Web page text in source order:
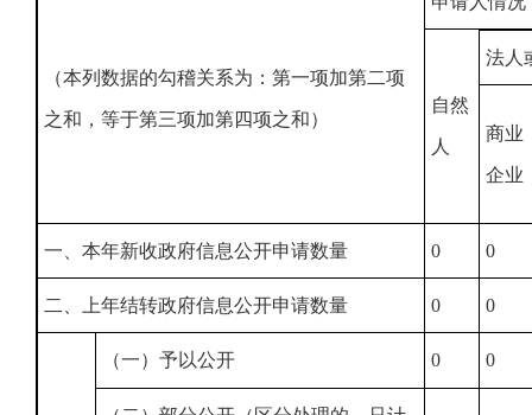
（本列数据的勾稽关系为：第一项加第二项
之和，等于第三项加第四项之和）
自然
人
法人
商业
企业
一、本年新收政府信息公开申请数量 0 0
二、上年结转政府信息公开申请数量 0 0
（一）予以公开 0 0